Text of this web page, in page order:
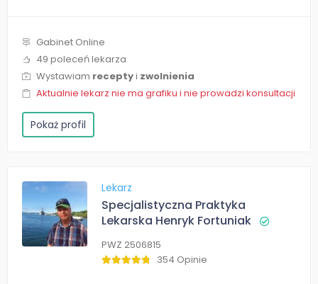
Gabinet Online
49 poleceń lekarza
Wystawiam receptyi zwolnienia
Aktualnie lekarz nie ma grafiku i nie prowadzi konsultacji
Pokaż profil
Lekarz
Specjalistyczna Praktyka
Lekarska Henryk Fortuniak
PWZ 2506815
354 Opinie